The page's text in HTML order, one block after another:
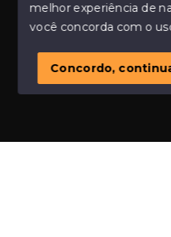
Olá!
© Copyright 2026 -
imobiliária Araguari |
SITE PARA IMOBILIARIA
melhor experiência de
você concorda com o
Concordo,